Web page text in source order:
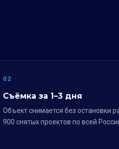
02
Съёмка за 1–3 дня
Объект снимается без остановки
900 снятых проектов по всей